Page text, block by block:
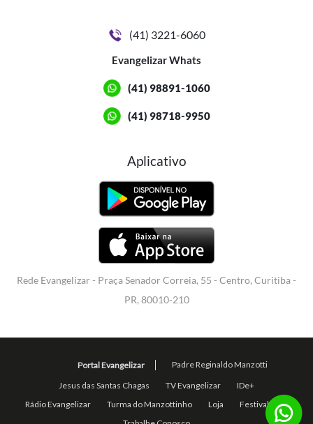
(41) 3221-6060
Evangelizar Whats
(41) 98891-1060
(41) 98718-9950
Aplicativo
Rede Evangelizar - Praça Senador Correia, 55 - Centro, Curitiba -
PR, 80010-210